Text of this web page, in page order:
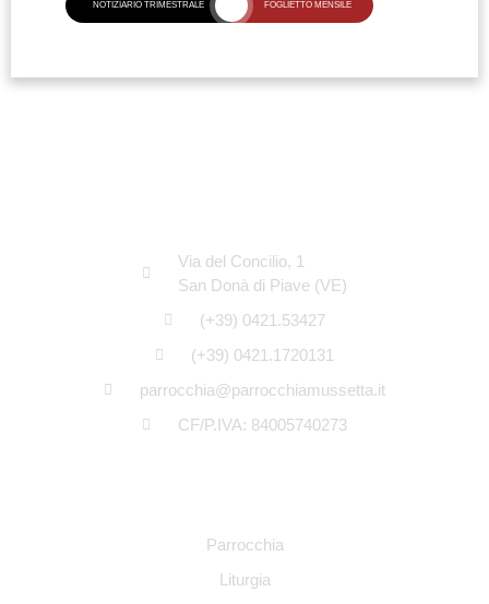
NOTIZIARIO TRIMESTRALE FOGLIETTO MENSILE
Via del Concilio, 1
San Donà di Piave (VE)
(+39) 0421.53427
(+39) 0421.1720131
parrocchia@parrocchiamussetta.it
CF/P.IVA: 84005740273
Parrocchia
Liturgia